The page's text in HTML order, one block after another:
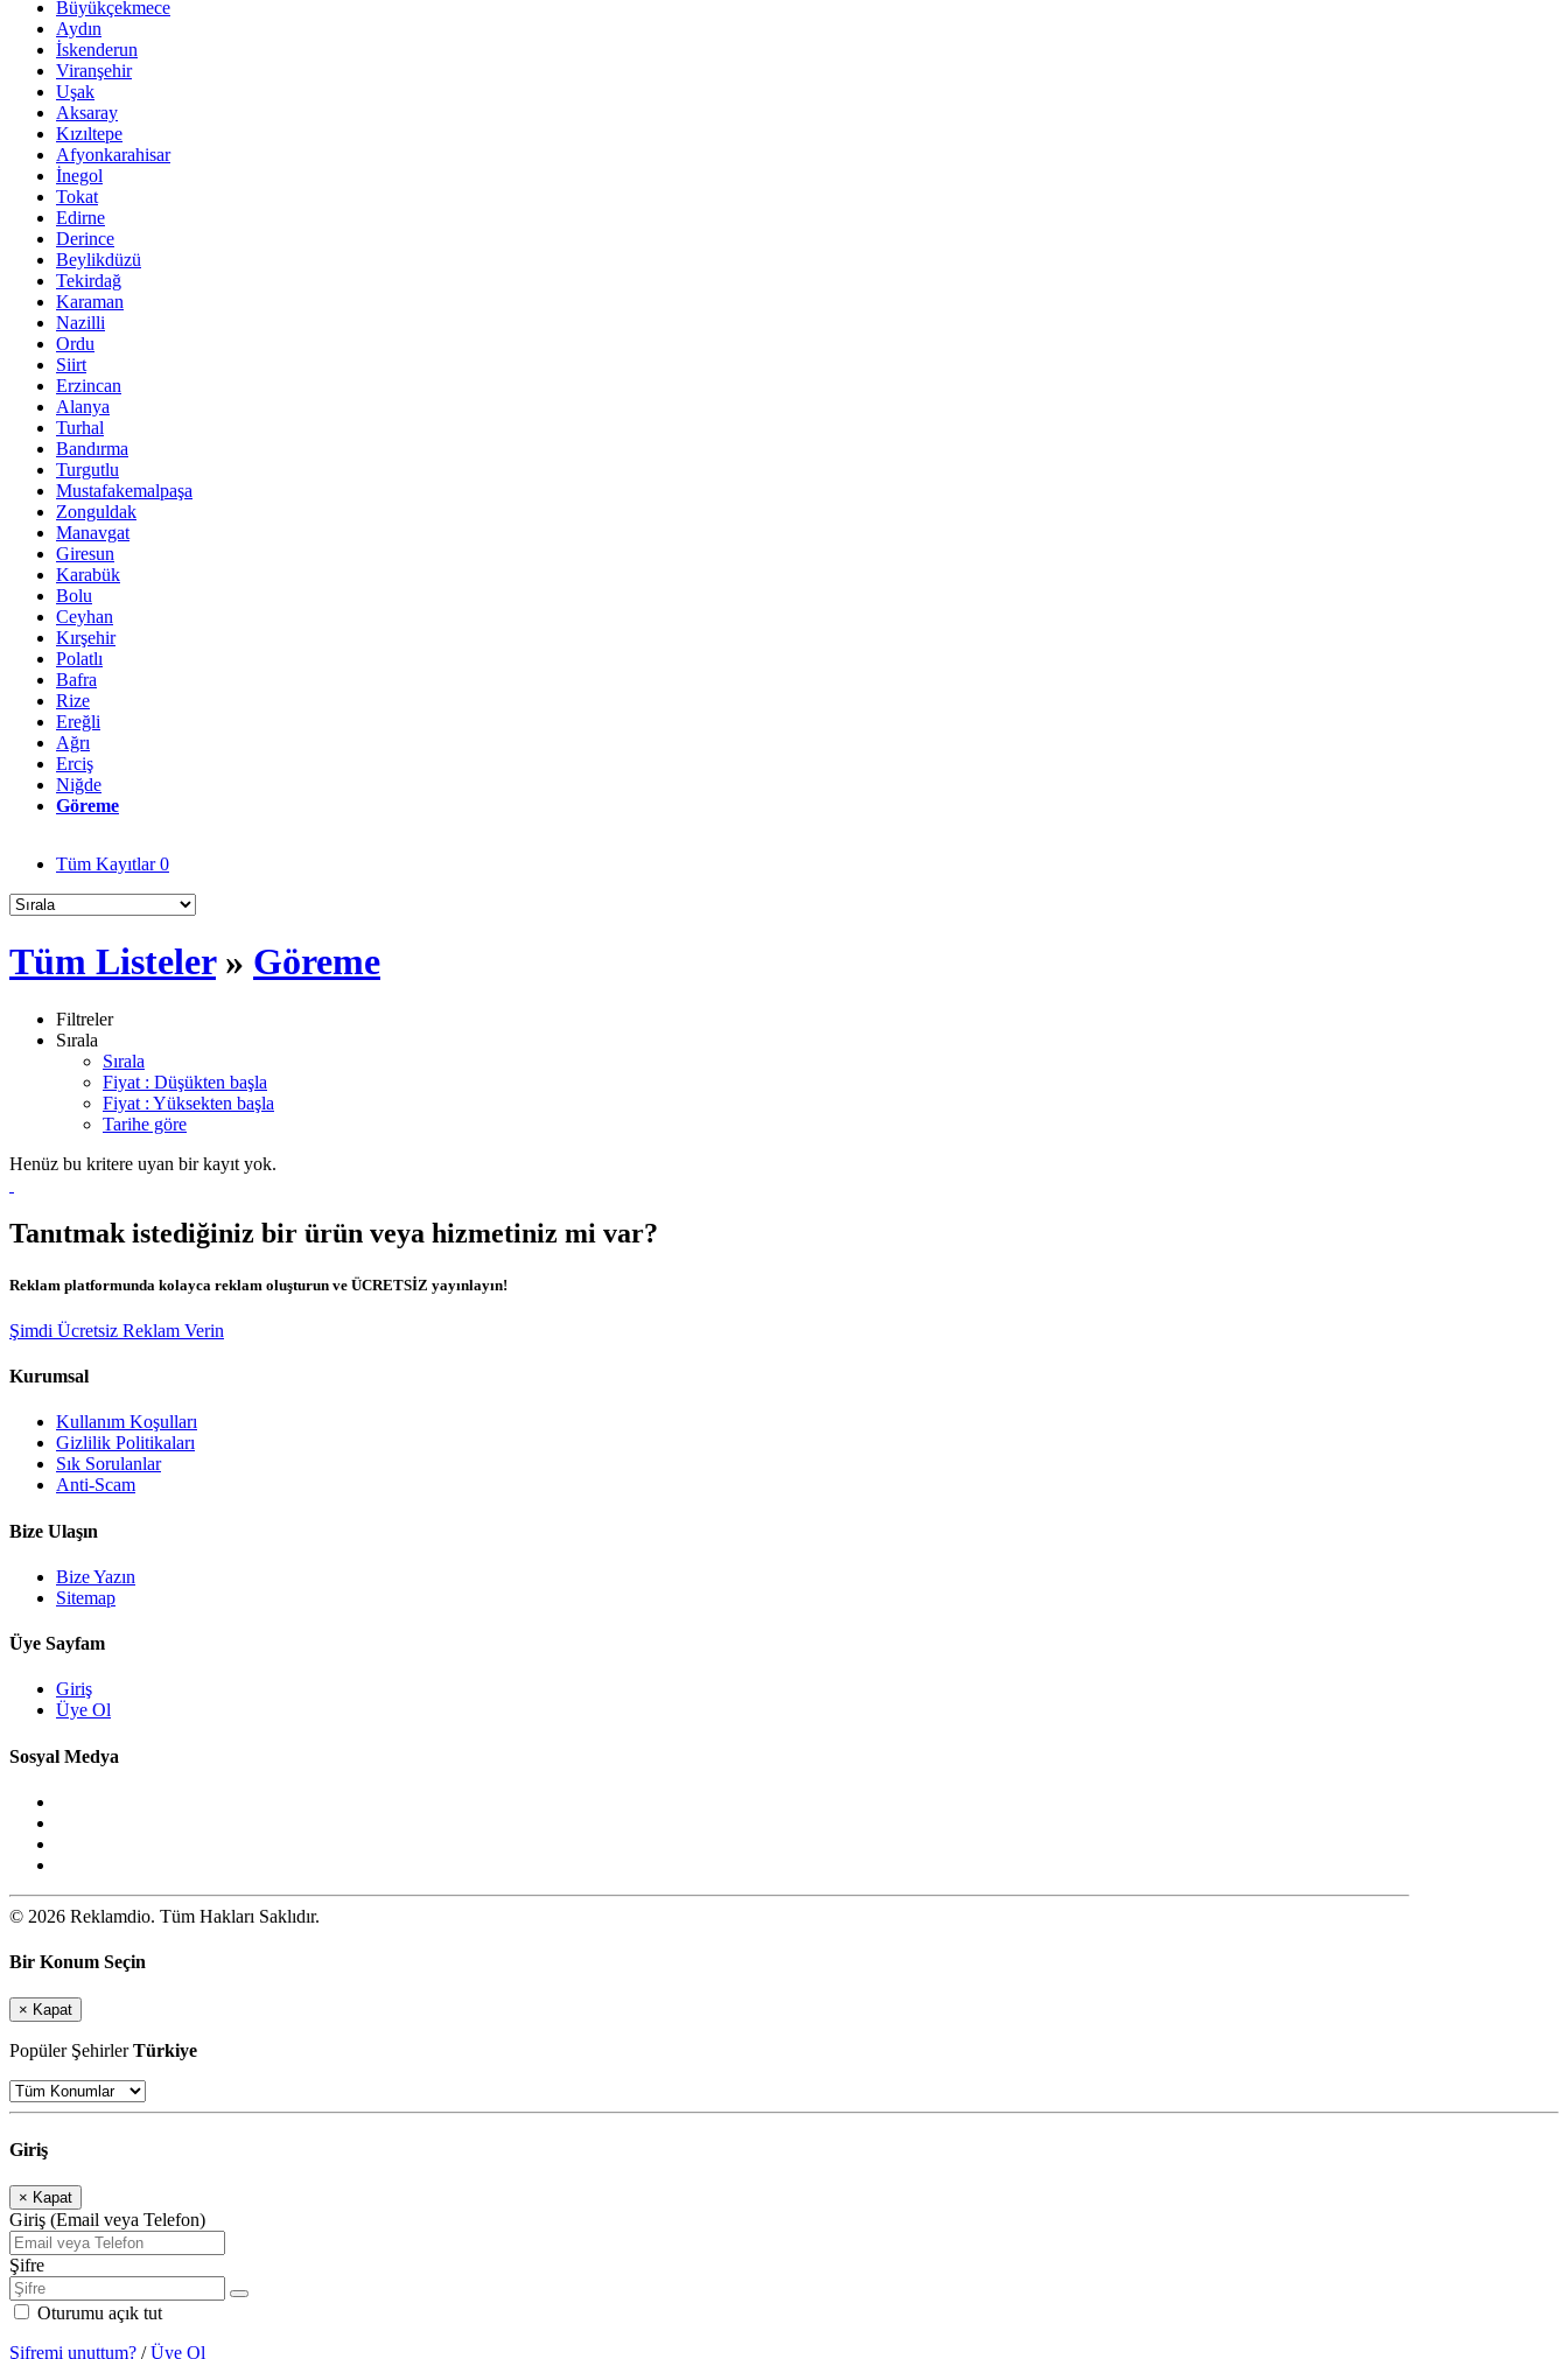
Büyükçekmece
Aydın
İskenderun
Viranşehir
Uşak
Aksaray
Kızıltepe
Afyonkarahisar
İnegol
Tokat
Edirne
Derince
Beylikdüzü
Tekirdağ
Karaman
Nazilli
Ordu
Siirt
Erzincan
Alanya
Turhal
Bandırma
Turgutlu
Mustafakemalpaşa
Zonguldak
Manavgat
Giresun
Karabük
Bolu
Ceyhan
Kırşehir
Polatlı
Bafra
Rize
Ereğli
Ağrı
Erciş
Niğde
Göreme
Tüm Kayıtlar0
Tüm Listeler» Göreme
Filtreler
Sırala
Sırala
Fiyat : Düşükten başla
Fiyat : Yüksekten başla
Tarihe göre
Henüz bu kritere uyan bir kayıt yok.
Tanıtmak istediğiniz bir ürün veya hizmetiniz mi var?
Reklam platformunda kolayca reklam oluşturun ve ÜCRETSİZ yayınlayın!
Şimdi Ücretsiz Reklam Verin
Kurumsal
Kullanım Koşulları
Gizlilik Politikaları
Sık Sorulanlar
Anti-Scam
Bize Ulaşın
Bize Yazın
Sitemap
Üye Sayfam
Giriş
Üye Ol
Sosyal Medya
© 2026 Reklamdio. Tüm Hakları Saklıdır.
Bir Konum Seçin
× Kapat
Popüler ŞehirlerTürkiye
Giriş
× Kapat
Giriş (Email veya Telefon)
Şifre
Oturumu açık tut
Şifremi unuttum? /Üye Ol